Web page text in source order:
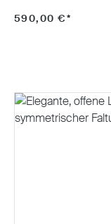
590,00 €*